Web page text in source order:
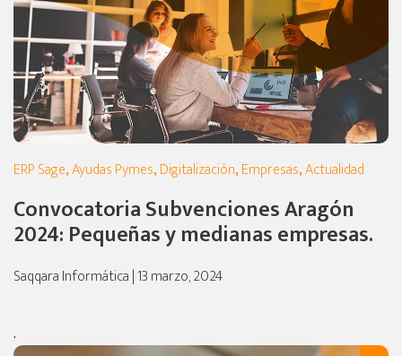
ERP Sage,Ayudas Pymes,Digitalización,Empresas,Actualidad
Convocatoria Subvenciones Aragón
2024: Pequeñas y medianas empresas.
Saqqara Informática | 13 marzo, 2024
.